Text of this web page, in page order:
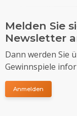
Melden Sie
Newsletter
Dann werden Sie
Gewinnspiele
Anmelden